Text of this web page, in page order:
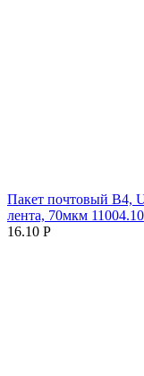
Пакет почтовый B4,
лента, 70мкм 11004.10
16.10 Р